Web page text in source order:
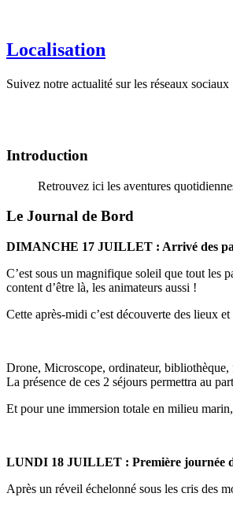
Localisation
Suivez notre actualité sur les réseaux sociaux
Introduction
Retrouvez ici les aventures
Le Journal de Bord
DIMANCHE 17 JUILLET : Arrivé des
C’est sous un magnifique soleil que tout les
content d’être là, les animateurs aussi !
Cette après-midi c’est découverte des lieux
Drone, Microscope, ordinateur,
La présence de ces 2 séjours permettra au
Et pour une immersion totale en milieu
LUNDI 18 JUILLET : Première journée
Après un réveil échelonné sous les cris des